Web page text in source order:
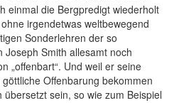
einmal die Bergpredigt wiederholt
irgendetwas weltbewegend
Sonderlehren der so
Smith allesamt noch
„offenbart“. Und weil er seine
Offenbarung bekommen
sein, so wie zum Beispiel